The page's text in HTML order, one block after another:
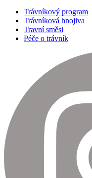
Trávníkový program
Trávníková hnojiva
Travní směsi
Péče o trávník